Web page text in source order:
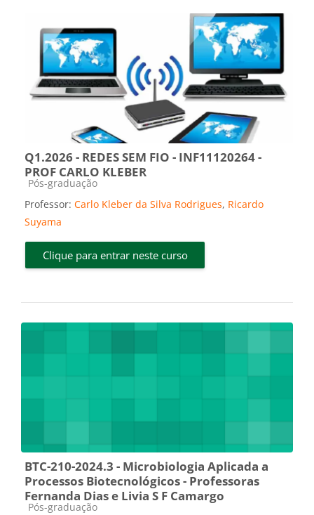
Q1.2026 - REDES SEM FIO - INF11120264 -
PROF CARLO KLEBER
Categoria do curso
Pós-graduação
Professor: Carlo Kleber da Silva Rodrigues, Ricardo
Suyama
Clique para entrar neste curso
BTC-210-2024.3 - Microbiologia Aplicada a
Processos Biotecnológicos - Professoras
Fernanda Dias e Livia S F Camargo
Categoria do curso
Pós-graduação